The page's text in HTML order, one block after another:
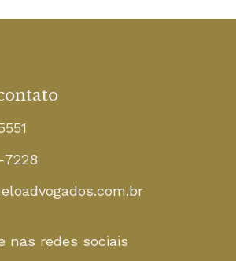
7228
nas redes sociais